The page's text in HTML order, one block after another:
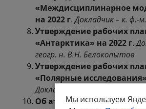
«Междисциплинарное
на 2022 г.Докладчик – к. ф.-
Утверждение рабочих
«Антарктика» на 2022 г.
геогр. н. В.Н. Белокопытов
Утверждение рабочих
«Полярные
Докладчик – к. ф.-м. н. И.Е.
Об аттестации научных
Мы используем